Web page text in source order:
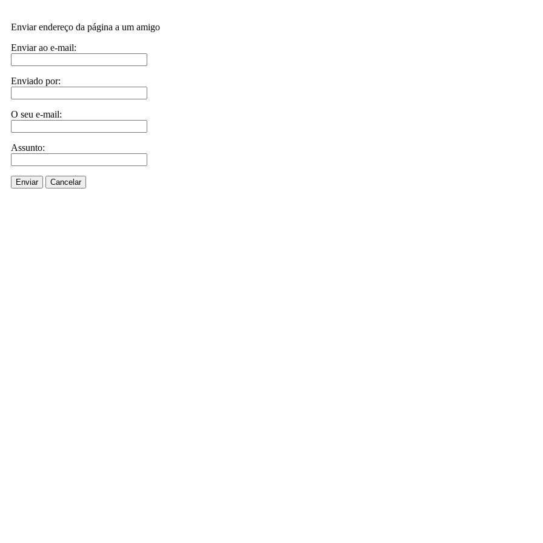
Enviar endereço da página a um amigo
Enviar ao e-mail:
Enviado por:
O seu e-mail:
Assunto:
Enviar Cancelar